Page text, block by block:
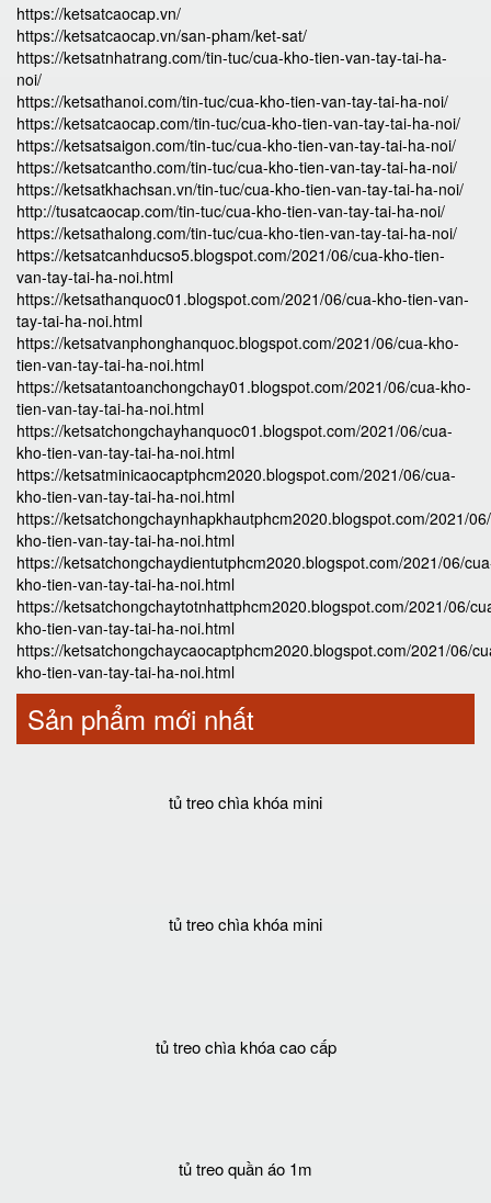
https://ketsatcaocap.vn/
https://ketsatcaocap.vn/san-pham/ket-sat/
https://ketsatnhatrang.com/tin-tuc/cua-kho-tien-van-tay-tai-ha-
noi/
https://ketsathanoi.com/tin-tuc/cua-kho-tien-van-tay-tai-ha-noi/
https://ketsatcaocap.com/tin-tuc/cua-kho-tien-van-tay-tai-ha-noi/
https://ketsatsaigon.com/tin-tuc/cua-kho-tien-van-tay-tai-ha-noi/
https://ketsatcantho.com/tin-tuc/cua-kho-tien-van-tay-tai-ha-noi/
https://ketsatkhachsan.vn/tin-tuc/cua-kho-tien-van-tay-tai-ha-noi/
http://tusatcaocap.com/tin-tuc/cua-kho-tien-van-tay-tai-ha-noi/
https://ketsathalong.com/tin-tuc/cua-kho-tien-van-tay-tai-ha-noi/
https://ketsatcanhducso5.blogspot.com/2021/06/cua-kho-tien-
van-tay-tai-ha-noi.html
https://ketsathanquoc01.blogspot.com/2021/06/cua-kho-tien-van-
tay-tai-ha-noi.html
https://ketsatvanphonghanquoc.blogspot.com/2021/06/cua-kho-
tien-van-tay-tai-ha-noi.html
https://ketsatantoanchongchay01.blogspot.com/2021/06/cua-kho-
tien-van-tay-tai-ha-noi.html
https://ketsatchongchayhanquoc01.blogspot.com/2021/06/cua-
kho-tien-van-tay-tai-ha-noi.html
https://ketsatminicaocaptphcm2020.blogspot.com/2021/06/cua-
kho-tien-van-tay-tai-ha-noi.html
https://ketsatchongchaynhapkhautphcm2020.blogspot.com/2021/
kho-tien-van-tay-tai-ha-noi.html
https://ketsatchongchaydientutphcm2020.blogspot.com/2021/06/
kho-tien-van-tay-tai-ha-noi.html
https://ketsatchongchaytotnhattphcm2020.blogspot.com/2021/06/
kho-tien-van-tay-tai-ha-noi.html
https://ketsatchongchaycaocaptphcm2020.blogspot.com/2021/06/
kho-tien-van-tay-tai-ha-noi.html
Sản phẩm mới nhất
tủ treo chìa khóa mini
tủ treo chìa khóa mini
tủ treo chìa khóa cao cấp
tủ treo quần áo 1m